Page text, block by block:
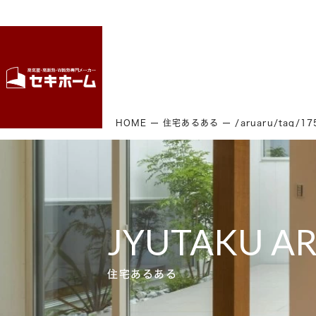
HOME 住宅あるある /aruaru/tag/
JYUTAKU
住宅あるある